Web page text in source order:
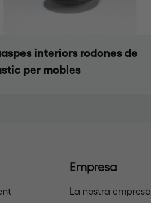
per a elements
i caminadors
Empresa
La nostra empresa